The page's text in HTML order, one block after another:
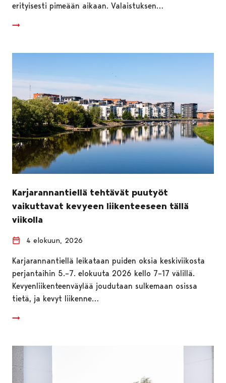
erityisesti pimeään aikaan. Valaistuksen…
Karjarannantiellä tehtävät puutyöt
vaikuttavat kevyeen liikenteeseen tällä
viikolla
4 elokuun, 2026
Karjarannantiellä leikataan puiden oksia keskiviikosta
perjantaihin 5.–7. elokuuta 2026 kello 7–17 välillä.
Kevyenliikenteenväylää joudutaan sulkemaan osissa
tietä, ja kevyt liikenne…